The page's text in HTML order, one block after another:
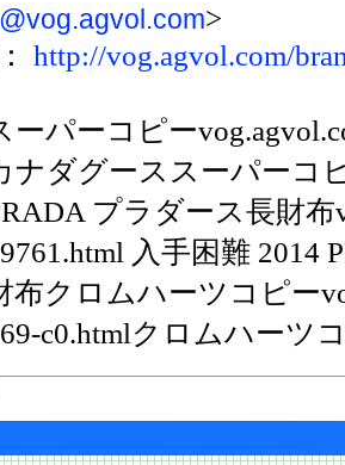
>
http://vog.agvol.com/
ーパーコピー
ナダグーススーパーコ
プラダース長財布
入手困難 2014
布クロムハーツコピー
c0.htmlクロムハーツ